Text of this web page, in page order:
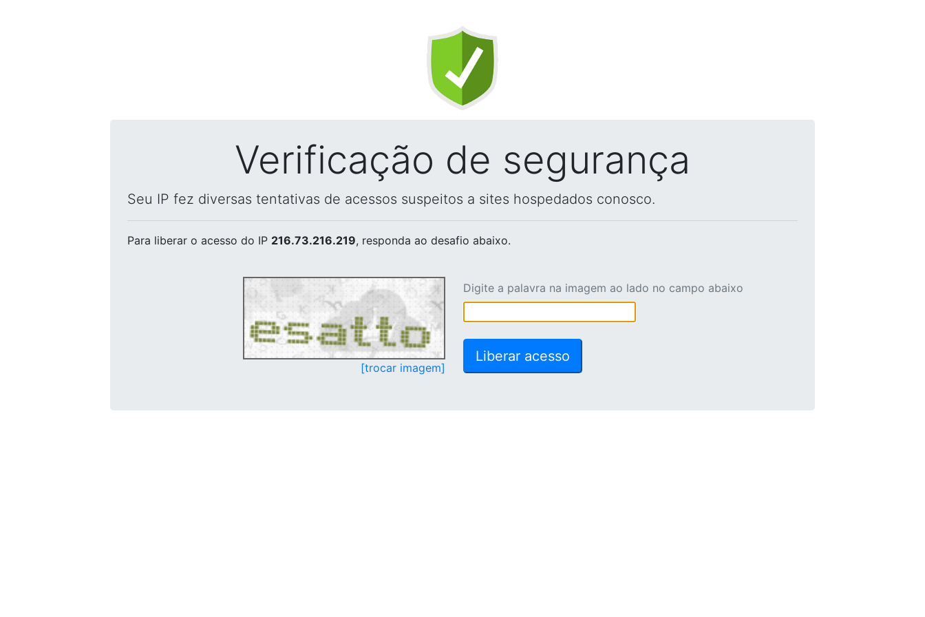
Verificação de segurança
Seu IP fez diversas tentativas de acessos suspeitos a sites hospedados conosco.
Para liberar o acesso do IP 216.73.216.219, responda ao desafio abaixo.
[trocar imagem]
Digite a palavra na imagem ao lado no campo abaixo